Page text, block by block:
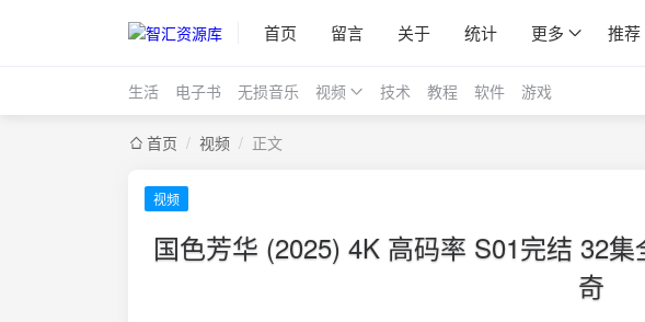
首页 留言 关于 统计 更多 推荐
生活 电子书 无损音乐 视频 技术 教程 软件 游戏
首页 / 视频 / 正文
视频
国色芳华 (2025) 4K 高码率 S01完结 32
奇